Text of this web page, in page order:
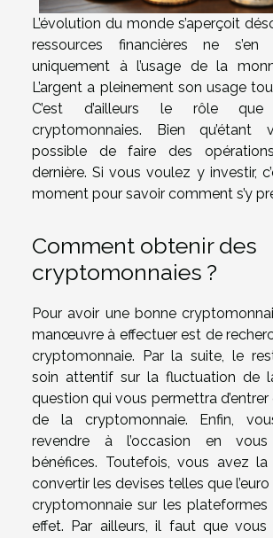
L’évolution du monde s’aperçoit
ressources financières ne
uniquement à l’usage de la
L’argent a pleinement son usage
C’est d’ailleurs le rôle
cryptomonnaies. Bien
possible de faire des
dernière. Si vous voulez y investir,
moment pour savoir comment s’y
Comment obtenir des
cryptomonnaies ?
Pour avoir une bonne
manœuvre à effectuer est de
cryptomonnaie. Par la suite, le
soin attentif sur la fluctuation de
question qui vous permettra d’entrer
de la cryptomonnaie. Enfin,
revendre à l’occasion en
bénéfices. Toutefois, vous avez
convertir les devises telles que
cryptomonnaie sur les
effet. Par ailleurs, il faut que vous